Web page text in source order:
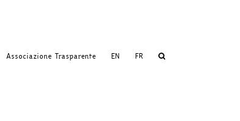
Associazione Trasparente EN FR